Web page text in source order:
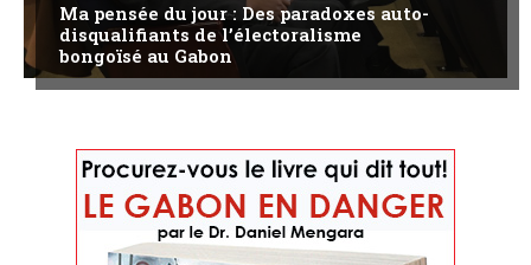
Ma pensée du jour : Des paradoxes auto-
disqualifiants de l’électoralisme
bongoïsé au Gabon